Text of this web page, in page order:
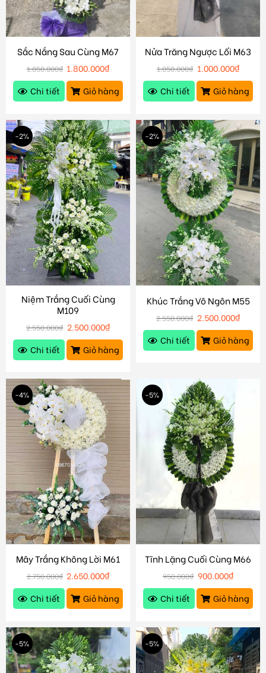
Sắc Nắng Sau Cùng M67
1.850.000₫ 1.800.000₫
Chi tiết
Giỏ hàng
Nửa Trăng Ngược Lối M63
1.050.000₫ 1.000.000₫
Chi tiết
Giỏ hàng
-2%
Niệm Trắng Cuối Cùng
M109
2.550.000₫ 2.500.000₫
Chi tiết
Giỏ hàng
-2%
Khúc Trắng Vô Ngôn M55
2.550.000₫ 2.500.000₫
Chi tiết
Giỏ hàng
-4%
Mây Trắng Không Lời M61
2.750.000₫ 2.650.000₫
Chi tiết
Giỏ hàng
-5%
Tĩnh Lặng Cuối Cùng M66
950.000₫ 900.000₫
Chi tiết
Giỏ hàng
-5% -5%